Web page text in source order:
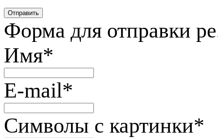
Форма для отправки
Имя*
E-mail*
Символы с картинки*